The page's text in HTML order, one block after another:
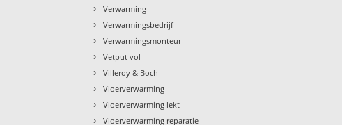
› Verwarming
› Verwarmingsbedrijf
› Verwarmingsmonteur
› Vetput vol
› Villeroy & Boch
› Vloerverwarming
› Vloerverwarming lekt
› Vloerverwarming reparatie